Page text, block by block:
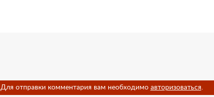
Для отправки комментария вам необходимо авторизоваться.